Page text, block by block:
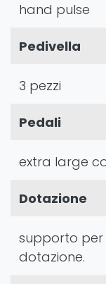
hand pulse
Pedivella
3 pezzi
Pedali
extra large
Dotazione
supporto
dotazione.